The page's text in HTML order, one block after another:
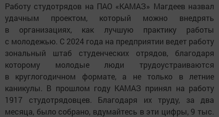
Работу студотрядов на ПАО «КАМАЗ» Магдеев назвал
удачным проектом, который можно внедрять
в организациях, как лучшую практику работы
с молодежью. С 2024 года на предприятии ведет работу
зональный штаб студенческих отрядов, благодаря
которому молодые люди трудоустраиваются
в круглогодичном формате, а не только в летние
каникулы. В прошлом году КАМАЗ принял на работу
1917 студотрядовцев. Благодаря их труду, за два
месяца, было собрано, вдумайтесь в эти цифры, 9 тыс.